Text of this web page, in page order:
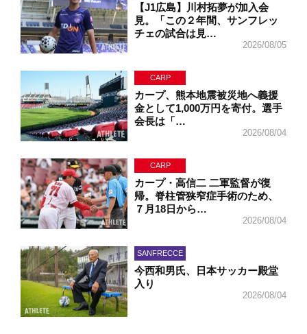
【J1広島】川村拓夢が加入会
見。「この２年間、サンフレッ
チェの試合は見…
2026/08/05
CARP
カープ、熊本地震被災地へ義援
金として1,000万円を寄付。選手
会長は「…
2026/08/04
CARP
カープ・高信二 二軍監督が復
帰。脊柱管狭窄症手術のため、
７月18日から…
2026/08/04
SANFRECCE
今西和男氏、日本サッカー殿堂
入り
2026/08/04